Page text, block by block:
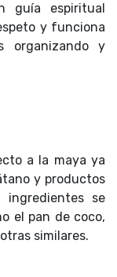
guía espiritual
y funciona
organizando y
a la maya ya
y productos
se
el pan de coco,
similares.